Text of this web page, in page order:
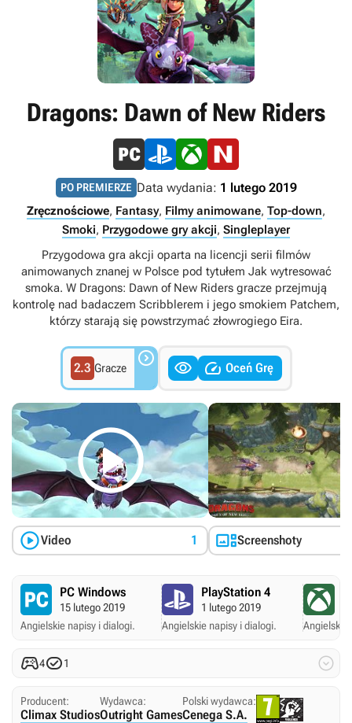
Dragons: Dawn of New Riders
PO PREMIERZE Data wydania: 1 lutego 2019
Zręcznościowe, Fantasy, Filmy animowane, Top-down,
Smoki, Przygodowe gry akcji, Singleplayer
Przygodowa gra akcji oparta na licencji serii filmów
animowanych znanej w Polsce pod tytułem Jak wytresować
smoka. W Dragons: Dawn of New Riders gracze przejmują
kontrolę nad badaczem Scribblerem i jego smokiem Patchem,
którzy starają się powstrzymać złowrogiego Eira.
2.3 Gracze    Oceń Grę

Video 1 Screenshoty
PC Windows
15 lutego 2019
Angielskie napisy i dialogi.
PlayStation 4
1 lutego 2019
Angielskie napisy i dialogi.
Angielskie
41 
Producent:
Climax Studios
Wydawca:
Outright Games
Polski wydawca:
Cenega S.A.